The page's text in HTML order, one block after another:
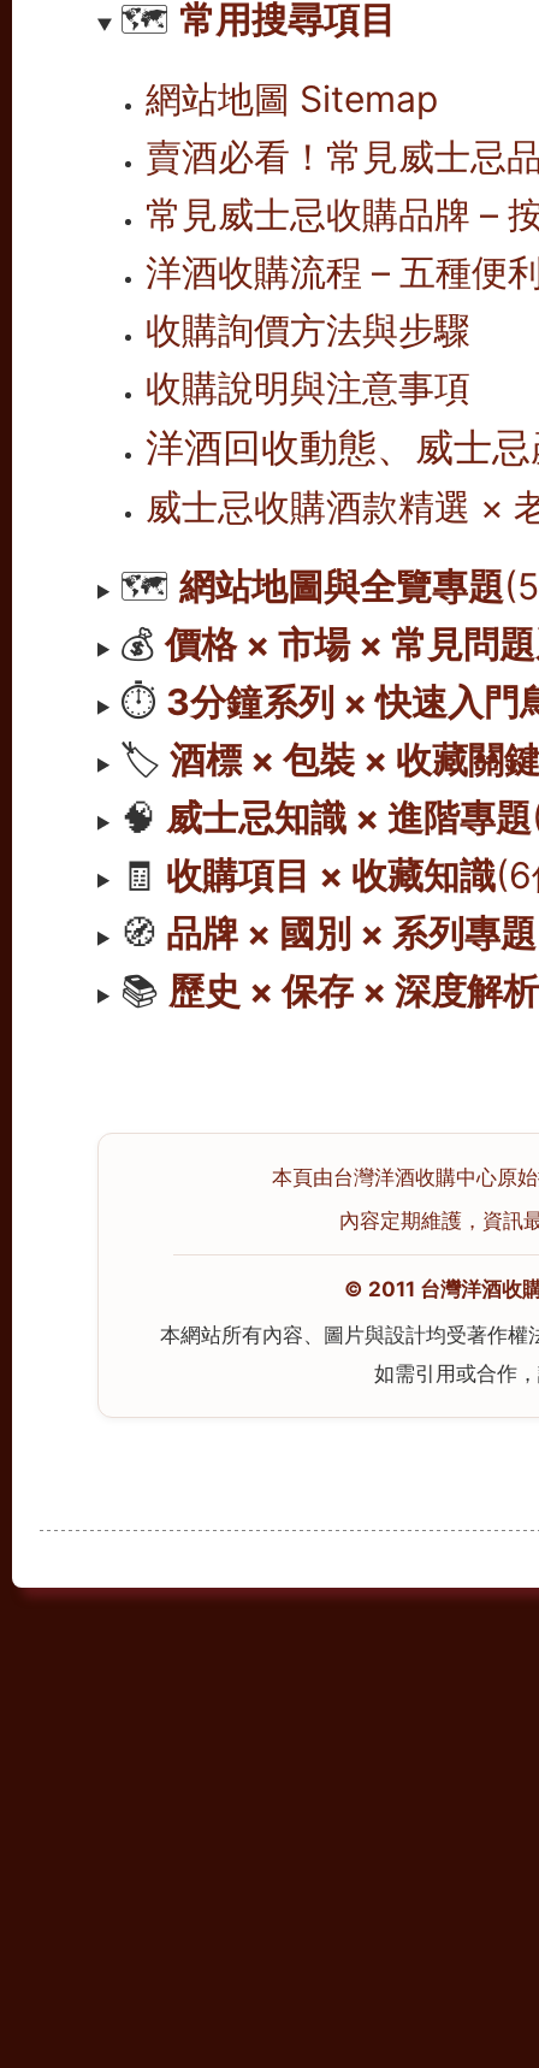
🗺️ 常用搜尋項目
網站地圖 Sitemap
賣酒必看！常見威士忌
常見威士忌收購品牌 –
洋酒收購流程 – 五種便
收購詢價方法與步驟
收購說明與注意事項
洋酒回收動態、威士
威士忌收購酒款精選 ×
🗺️網站地圖與全覽專題
💰價格 × 市場 × 常見問
⏱️ 3分鐘系列 × 快速入門
🏷️酒標 × 包裝 × 收藏關
🧠 威士忌知識 × 進階專題
🧾 收購項目 × 收藏知識
🧭 品牌 × 國別 × 系列專題
📚 歷史 × 保存 × 深度解析
本頁由台灣洋酒收購中心原
內容定期維護，資訊
© 2011 台灣洋酒收
本網站所有內容、圖片與設計均受著作
如需引用或合作